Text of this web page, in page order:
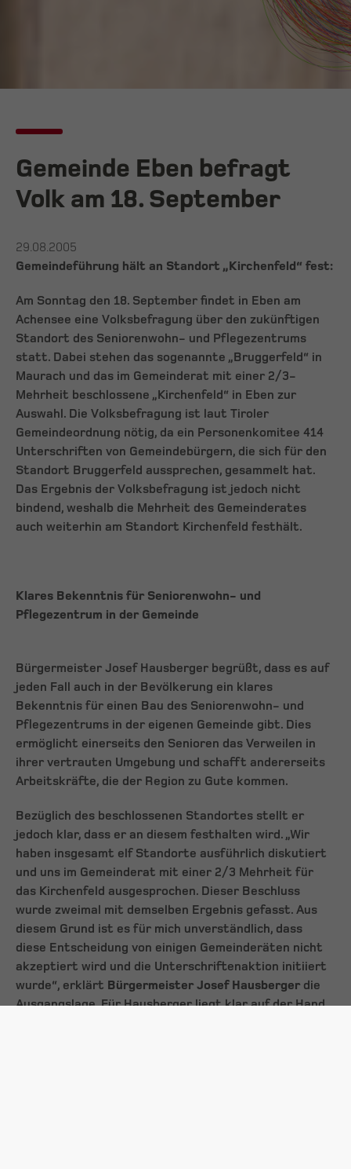
Gemeinde Eben befragt
Volk am 18. September
29.08.2005
Gemeindeführung hält an Standort „Kirchenfeld“ fest:
Am Sonntag den 18. September findet in Eben am
Achensee eine Volksbefragung über den zukünftigen
Standort des Seniorenwohn- und Pflegezentrums
statt. Dabei stehen das sogenannte „Bruggerfeld“ in
Maurach und das im Gemeinderat mit einer 2/3-
Mehrheit beschlossene „Kirchenfeld“ in Eben zur
Auswahl. Die Volksbefragung ist laut Tiroler
Gemeindeordnung nötig, da ein Personenkomitee 414
Unterschriften von Gemeindebürgern, die sich für den
Standort Bruggerfeld aussprechen, gesammelt hat.
Das Ergebnis der Volksbefragung ist jedoch nicht
bindend, weshalb die Mehrheit des Gemeinderates
auch weiterhin am Standort Kirchenfeld festhält.
Klares Bekenntnis für Seniorenwohn- und
Pflegezentrum in der Gemeinde
Bürgermeister Josef Hausberger begrüßt, dass es auf
jeden Fall auch in der Bevölkerung ein klares
Bekenntnis für einen Bau des Seniorenwohn- und
Pflegezentrums in der eigenen Gemeinde gibt. Dies
ermöglicht einerseits den Senioren das Verweilen in
ihrer vertrauten Umgebung und schafft andererseits
Arbeitskräfte, die der Region zu Gute kommen.
Bezüglich des beschlossenen Standortes stellt er
jedoch klar, dass er an diesem festhalten wird. „Wir
haben insgesamt elf Standorte ausführlich diskutiert
und uns im Gemeinderat mit einer 2/3 Mehrheit für
das Kirchenfeld ausgesprochen. Dieser Beschluss
wurde zweimal mit demselben Ergebnis gefasst. Aus
diesem Grund ist es für mich unverständlich, dass
diese Entscheidung von einigen Gemeinderäten nicht
akzeptiert wird und die Unterschriftenaktion initiiert
wurde“, erklärt Bürgermeister Josef Hausberger die
Ausgangslage. Für Hausberger liegt klar auf der Hand,